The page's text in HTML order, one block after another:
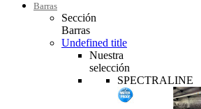
Barras
Sección
Barras
Undefined title
Nuestra
selección
SPECTRALINE